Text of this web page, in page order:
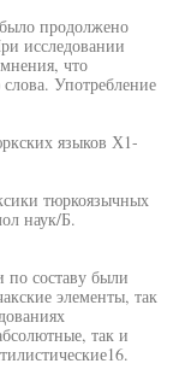
продолжено
исследовании
что
Употребление
языков Х1-
тюркоязычных
наук/Б.
по составу были
элементы, так
так и